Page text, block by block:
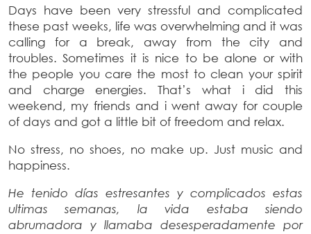
Days have been very stressful and complicated
these past weeks, life was overwhelming and it was
calling for a break, away from the city and
troubles. Sometimes it is nice to be alone or with
the people you care the most to clean your spirit
and charge energies. That’s what i did this
weekend, my friends and i went away for couple
of days and got a little bit of freedom and relax.
No stress, no shoes, no make up. Just music and
happiness.
He tenido días estresantes y complicados estas
ultimas semanas, la vida estaba siendo
abrumadora y llamaba desesperadamente por